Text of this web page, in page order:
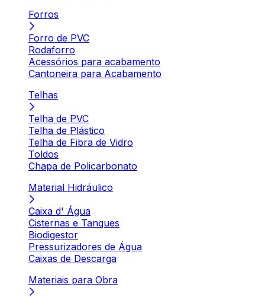
Forros
Forro de PVC
Rodaforro
Acessórios para acabamento
Cantoneira para Acabamento
Telhas
Telha de PVC
Telha de Plástico
Telha de Fibra de Vidro
Toldos
Chapa de Policarbonato
Material Hidráulico
Caixa d' Água
Cisternas e Tanques
Biodigestor
Pressurizadores de Água
Caixas de Descarga
Materiais para Obra